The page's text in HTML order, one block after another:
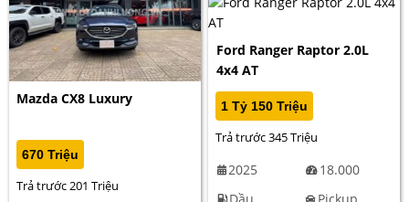
Mazda CX8 Luxury
670 Triệu
Trả trước 201 Triệu
Ford Ranger Raptor 2.0L
4x4 AT
1 Tỷ 150 Triệu
Trả trước 345 Triệu
2025
18.000